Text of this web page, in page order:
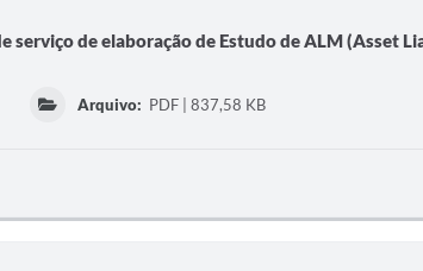
serviço de elaboração de Estudo de ALM (Asset
Arquivo: PDF | 837,58 KB